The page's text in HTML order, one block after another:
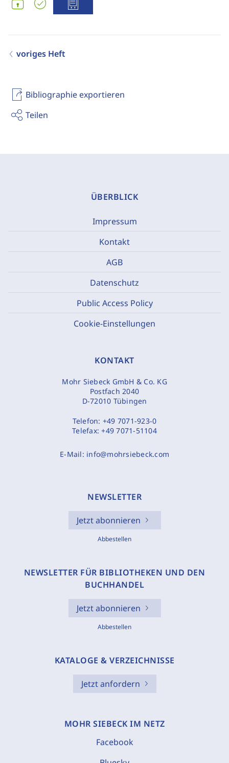
Bibliographie exportieren
Teilen
voriges Heft
ÜBERBLICK
Impressum
Kontakt
AGB
Datenschutz
Public Access Policy
Cookie-Einstellungen
KONTAKT
Mohr Siebeck GmbH & Co. KG
Postfach 2040
D-72010 Tübingen
Telefon: +49 7071-923-0
Telefax:+49 7071-51104
E-Mail: info@mohrsiebeck.com
NEWSLETTER
Jetzt abonnieren
Abbestellen
NEWSLETTER FÜR BIBLIOTHEKEN UND DEN
BUCHHANDEL
Jetzt abonnieren
Abbestellen
KATALOGE & VERZEICHNISSE
Jetzt anfordern
MOHR SIEBECK IM NETZ
Facebook